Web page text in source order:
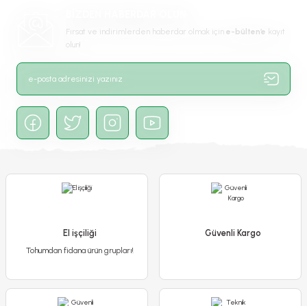
Gönder
Poliwork Akasya Kolay Askı30 Beyaz Saksı - 3,50 L
Stokta Yok
-%15
Fırsat ve indirimlerden haberdar olmak için e-bülten’e kayıt
olun!
El işçiliği
Tohumdan fidana ürün grupları!
Güvenli Kargo